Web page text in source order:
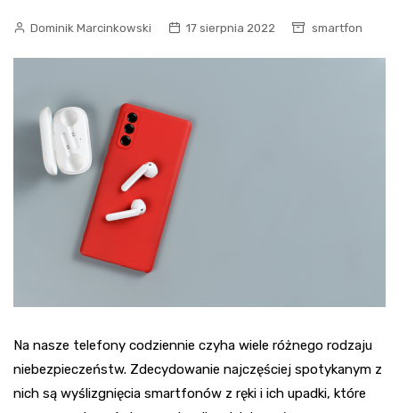
Dominik Marcinkowski 17 sierpnia 2022 smartfon
Na nasze telefony codziennie czyha wiele różnego rodzaju
niebezpieczeństw. Zdecydowanie najczęściej spotykanym z
nich są wyślizgnięcia smartfonów z ręki i ich upadki, które